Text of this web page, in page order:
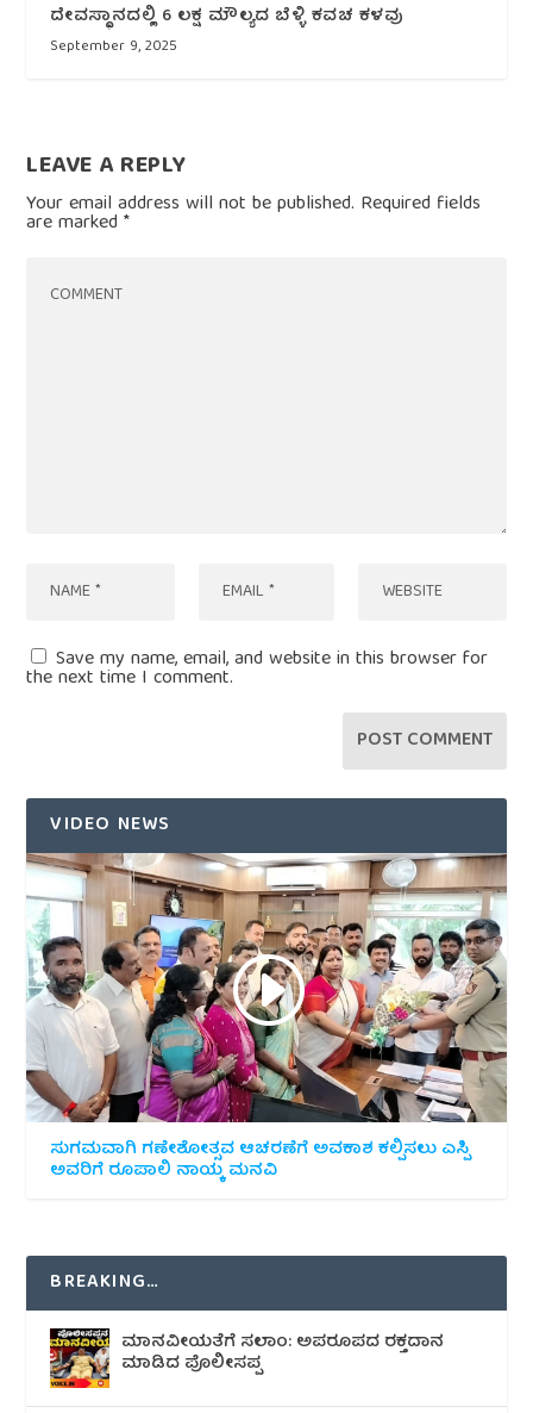
ದೇವಸ್ಥಾನದಲ್ಲಿ 6 ಲಕ್ಷ ಮೌಲ್ಯದ ಬೆಳ್ಳಿ ಕವಚ ಕಳವು
September 9, 2025
LEAVE A REPLY
Your email address will not be published. Required fields
are marked*
Save my name, email, and website in this browser for
the next time I comment.
VIDEO NEWS
ಸುಗಮವಾಗಿ ಗಣೇಶೋತ್ಸವ ಆಚರಣೆಗೆ ಅವಕಾಶ ಕಲ್ಪಿಸಲು ಎಸ್ಪಿ
ಅವರಿಗೆ ರೂಪಾಲಿ ನಾಯ್ಕ ಮನವಿ
BREAKING…
ಮಾನವೀಯತೆಗೆ ಸಲಾಂ: ಅಪರೂಪದ ರಕ್ತದಾನ
ಮಾಡಿದ ಪೊಲೀಸಪ್ಪ